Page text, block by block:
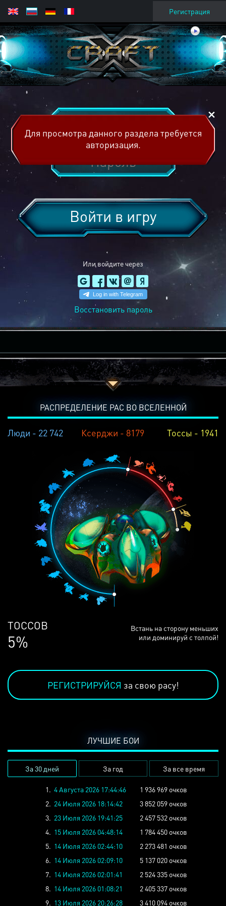
Регистрация
Или войдите через
Войти в игру
Восстановить пароль
Для просмотра данного раздела требуется
авторизация.
РАСПРЕДЕЛЕНИЕ РАС ВО ВСЕЛЕННОЙ
Люди - 22 742 Ксерджи - 8179 Тоссы - 1941
ЛЮДЕЙ
69%
Встань на сторону меньших
или доминируй с толпой!
РЕГИСТРИРУЙСЯ за свою расу!
ЛУЧШИЕ БОИ
За 30 дней За год За все время
1. 4 Августа 2026 17:44:46
1 936 969 очков
2. 24 Июля 2026 18:14:42
3 852 059 очков
3. 23 Июля 2026 19:41:25
2 457 532 очков
4. 15 Июля 2026 04:48:14
1 784 450 очков
5. 14 Июля 2026 02:44:10
2 273 481 очков
6. 14 Июля 2026 02:09:10
5 137 020 очков
7. 14 Июля 2026 02:01:41
2 524 335 очков
8. 14 Июля 2026 01:08:21
2 405 337 очков
9. 13 Июля 2026 20:26:28 3 410 094 очков